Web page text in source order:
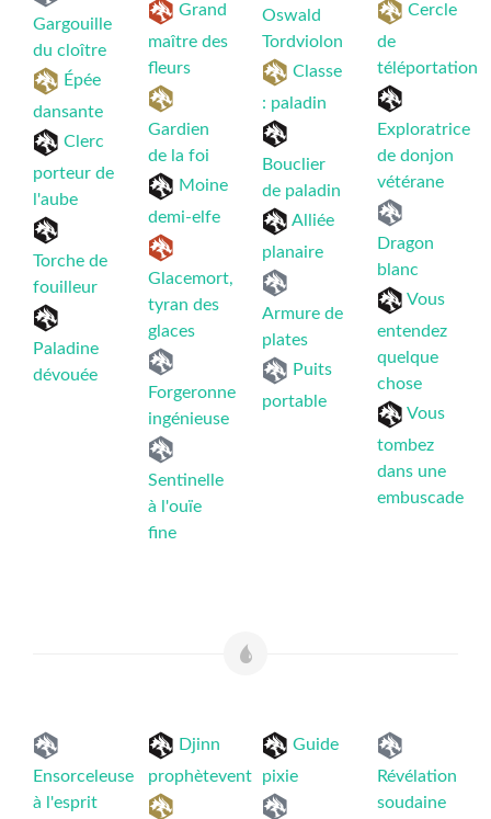
Gargouille
du cloître
Épée
dansante
Clerc
porteur de
l'aube
Torche de
fouilleur
Paladine
dévouée
Grand
maître des
fleurs
Gardien
de la foi
Moine
demi-elfe
Glacemort,
tyran des
glaces
Forgeronne
ingénieuse
Sentinelle
à l'ouïe
fine
Oswald
Tordviolon
Classe
: paladin
Bouclier
de paladin
Alliée
planaire
Armure de
plates
Puits
portable
Cercle
de
téléportation
Exploratrice
de donjon
vétérane
Dragon
blanc
Vous
entendez
quelque
chose
Vous
tombez
dans une
embuscade
Ensorceleuse
à l'esprit
Djinn
prophètevent
Guide
pixie
Révélation
soudaine